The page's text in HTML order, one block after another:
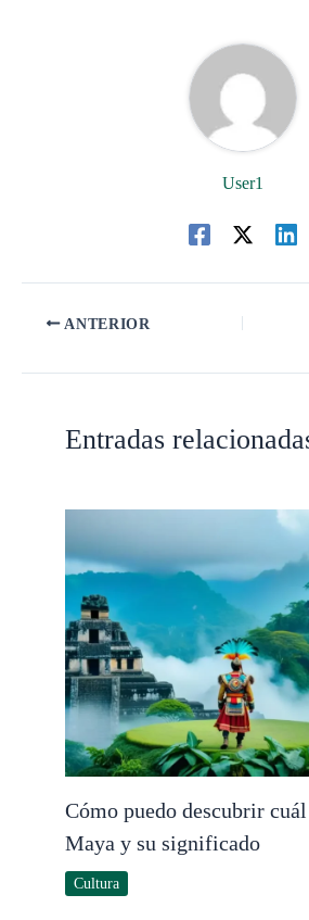
User1
ANTERIOR
Entradas
Cómo puedo descubrir
Maya y su significado
Cultura